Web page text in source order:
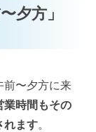
夕方」
前〜夕方に来
業時間もその
れます。